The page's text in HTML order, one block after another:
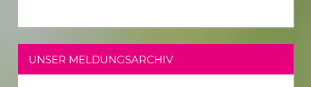
UNSER MELDUNGSARCHIV